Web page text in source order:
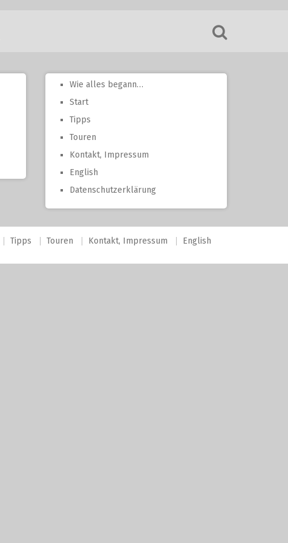
Wie alles begann…
Start
Tipps
Touren
Kontakt, Impressum
English
Datenschutzerklärung
Tipps Touren Kontakt, Impressum
English